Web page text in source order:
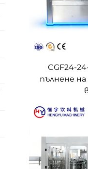
CGF24-
пълнене